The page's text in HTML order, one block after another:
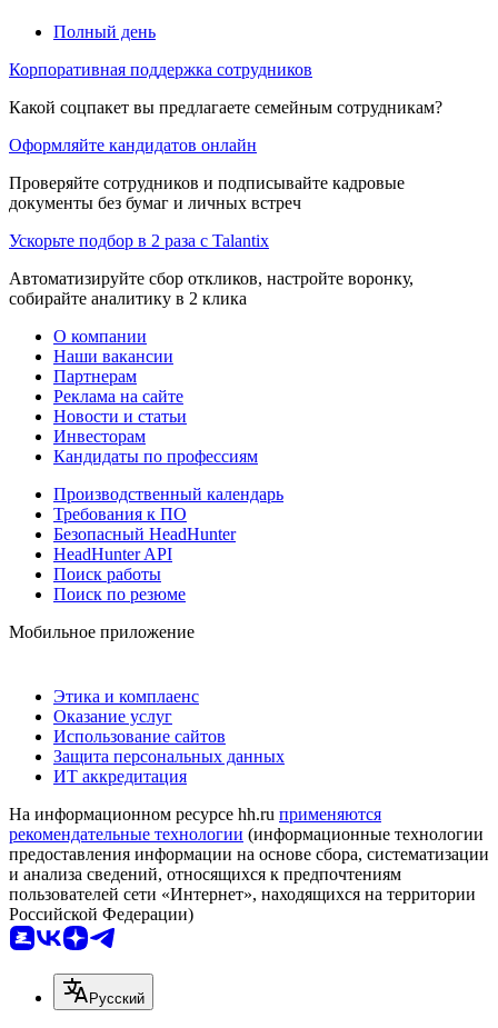
Полный день
Корпоративная поддержка сотрудников
Какой соцпакет вы предлагаете семейным сотрудникам?
Оформляйте кандидатов онлайн
Проверяйте сотрудников и подписывайте кадровые
документы без бумаг и личных встреч
Ускорьте подбор в 2 раза с Talantix
Автоматизируйте сбор откликов, настройте воронку,
собирайте аналитику в 2 клика
О компании
Наши вакансии
Партнерам
Реклама на сайте
Новости и статьи
Инвесторам
Кандидаты по профессиям
Производственный календарь
Требования к ПО
Безопасный HeadHunter
HeadHunter API
Поиск работы
Поиск по резюме
Мобильное приложение
Этика и комплаенс
Оказание услуг
Использование сайтов
Защита персональных данных
ИТ аккредитация
На информационном ресурсе hh.ru применяются
рекомендательные технологии (информационные технологии
предоставления информации на основе сбора, систематизации
и анализа сведений, относящихся к предпочтениям
пользователей сети «Интернет», находящихся на территории
Российской Федерации)
Русский